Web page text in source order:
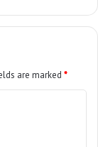
are marked *